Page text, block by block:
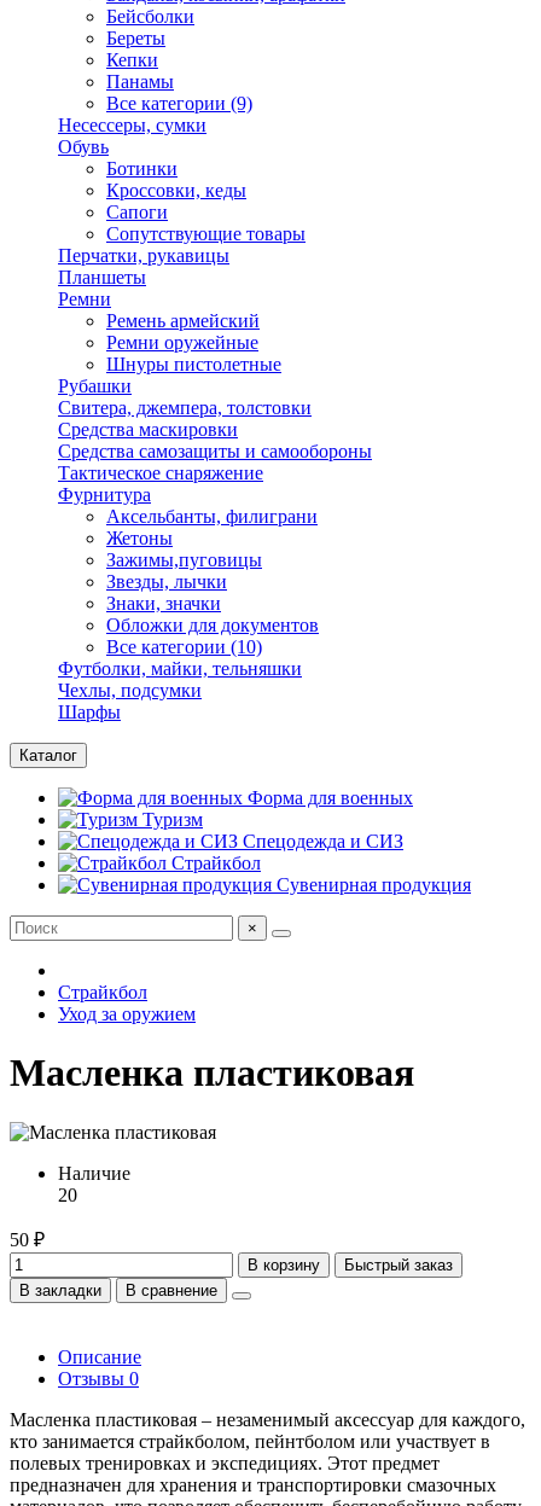
Бейсболки
Береты
Кепки
Панамы
Все категории (9)
Несессеры, сумки
Обувь
Ботинки
Кроссовки, кеды
Сапоги
Сопутствующие товары
Перчатки, рукавицы
Планшеты
Ремни
Ремень армейский
Ремни оружейные
Шнуры пистолетные
Рубашки
Свитера, джемпера, толстовки
Средства маскировки
Средства самозащиты и самообороны
Тактическое снаряжение
Фурнитура
Аксельбанты, филиграни
Жетоны
Зажимы,пуговицы
Звезды, лычки
Знаки, значки
Обложки для документов
Все категории (10)
Футболки, майки, тельняшки
Чехлы, подсумки
Шарфы
Каталог
Форма для военных
Туризм
Спецодежда и СИЗ
Страйкбол
Сувенирная продукция
×
Страйкбол
Уход за оружием
Масленка пластиковая
Наличие
20
50 ₽
В корзину
Быстрый заказ
В закладки
В сравнение
Описание
Отзывы 0
Масленка пластиковая – незаменимый аксессуар для каждого,
кто занимается страйкболом, пейнтболом или участвует в
полевых тренировках и экспедициях. Этот предмет
предназначен для хранения и транспортировки смазочных